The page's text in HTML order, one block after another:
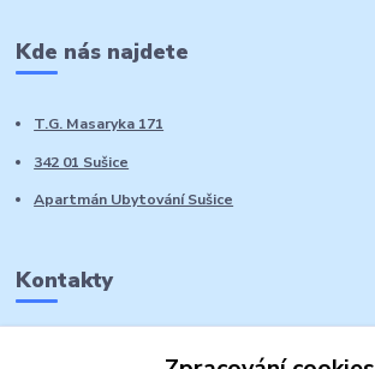
Kde nás najdete
T.G. Masaryka 171
342 01 Sušice
Apartmán Ubytování Sušice
Kontakty